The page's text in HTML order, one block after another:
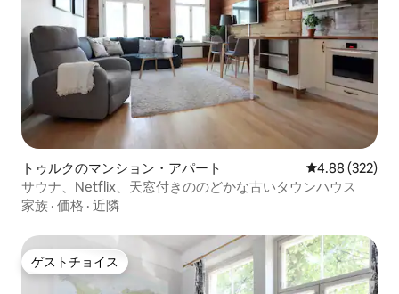
トゥルクのマンション・アパート レビュー322
4.88 (322)
サウナ、Netflix、天窓付きののどかな古いタウンハウス
家族 · 価格 · 近隣
ゲストチョイス
ゲストチョイス